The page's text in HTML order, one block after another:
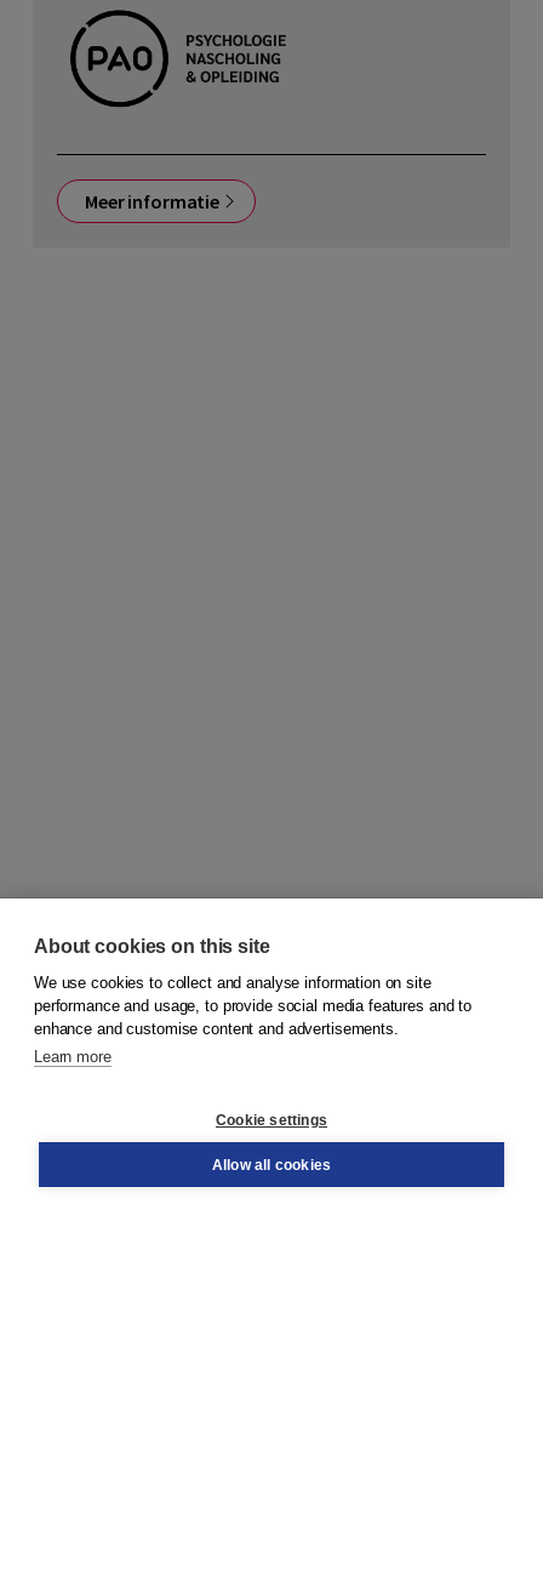
Meer informatie
© 2026Koninklijke Boom uitgevers
Order
About cookies on this site
We use cookies to collect and analyse information on site
performance and usage, to provide social media features and to
enhance and customise content and advertisements.
Learn more
Cookie settings
Allow all cookies